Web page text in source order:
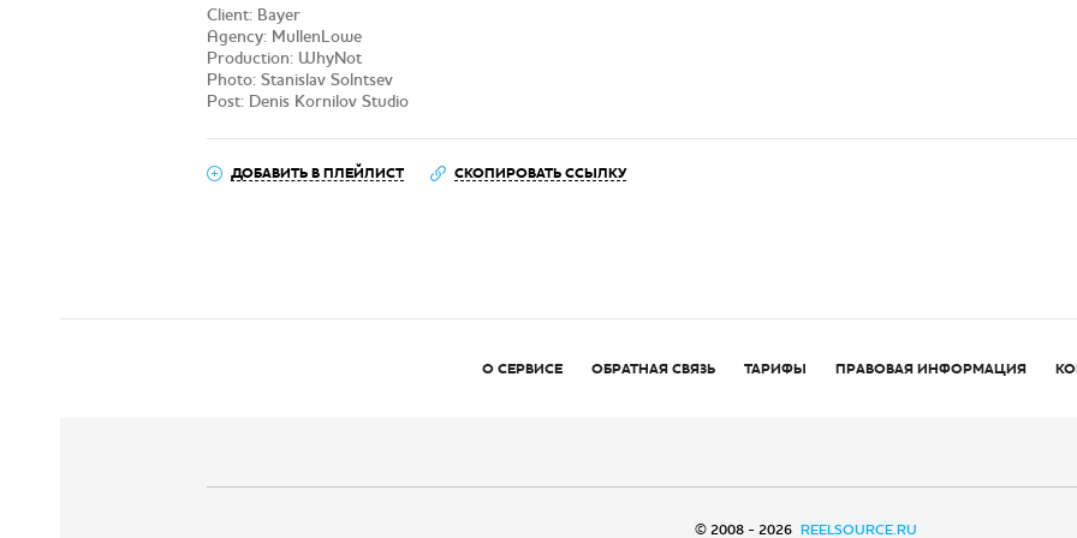
Client: Bayer
Agency: MullenLowe
Production: WhyNot
Photo: Stanislav Solntsev
Post: Denis Kornilov Studio
ДОБАВИТЬ В ПЛЕЙЛИСТ СКОПИРОВАТЬ ССЫЛКУ
О СЕРВИСЕ ОБРАТНАЯ СВЯЗЬ ТАРИФЫ ПРАВОВАЯ ИНФОРМАЦИЯ
© 2008 - 2026 REELSOURCE.RU